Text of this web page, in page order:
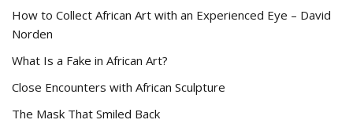
How to Collect African Art with an Experienced Eye – David
Norden
What Is a Fake in African Art?
Close Encounters with African Sculpture
The Mask That Smiled Back